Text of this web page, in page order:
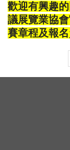
歡迎有興趣
議展覽業協
賽章程及報